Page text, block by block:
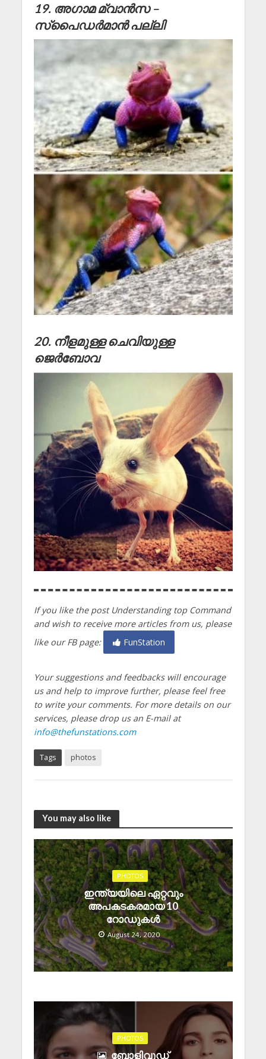
19. അഗാമ മ്വാൻസ –
സ്പൈഡർമാൻ പല്ലി
20. നീളമുള്ള ചെവിയുള്ള
ജെർബോവ
If you like the post Understanding top Command
and wish to receive more articles from us, please
like our FB page:
FunStation
Your suggestions and feedbacks will encourage
us and help to improve further, please feel free
to write your comments. For more details on our
services, please drop us an E-mail at
info@thefunstations.com
Tags photos
You may also like
PHOTOS
ഇന്ത്യയിലെ ഏറ്റവും
അപകടകരമായ 10
റോഡുകൾ
August 24, 2020
PHOTOS
ബോളിവുഡ്